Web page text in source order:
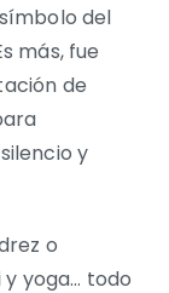
del
más, fue
de
y
o
yoga… todo